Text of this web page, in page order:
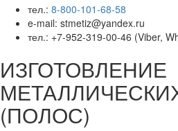
тел.: 8-800-101-68-58
e-mail: stmetiz@yandex.ru
тел.: +7-952-319-00-46 (Viber,
ИЗГОТОВЛЕНИЕ
(ПОЛОС)